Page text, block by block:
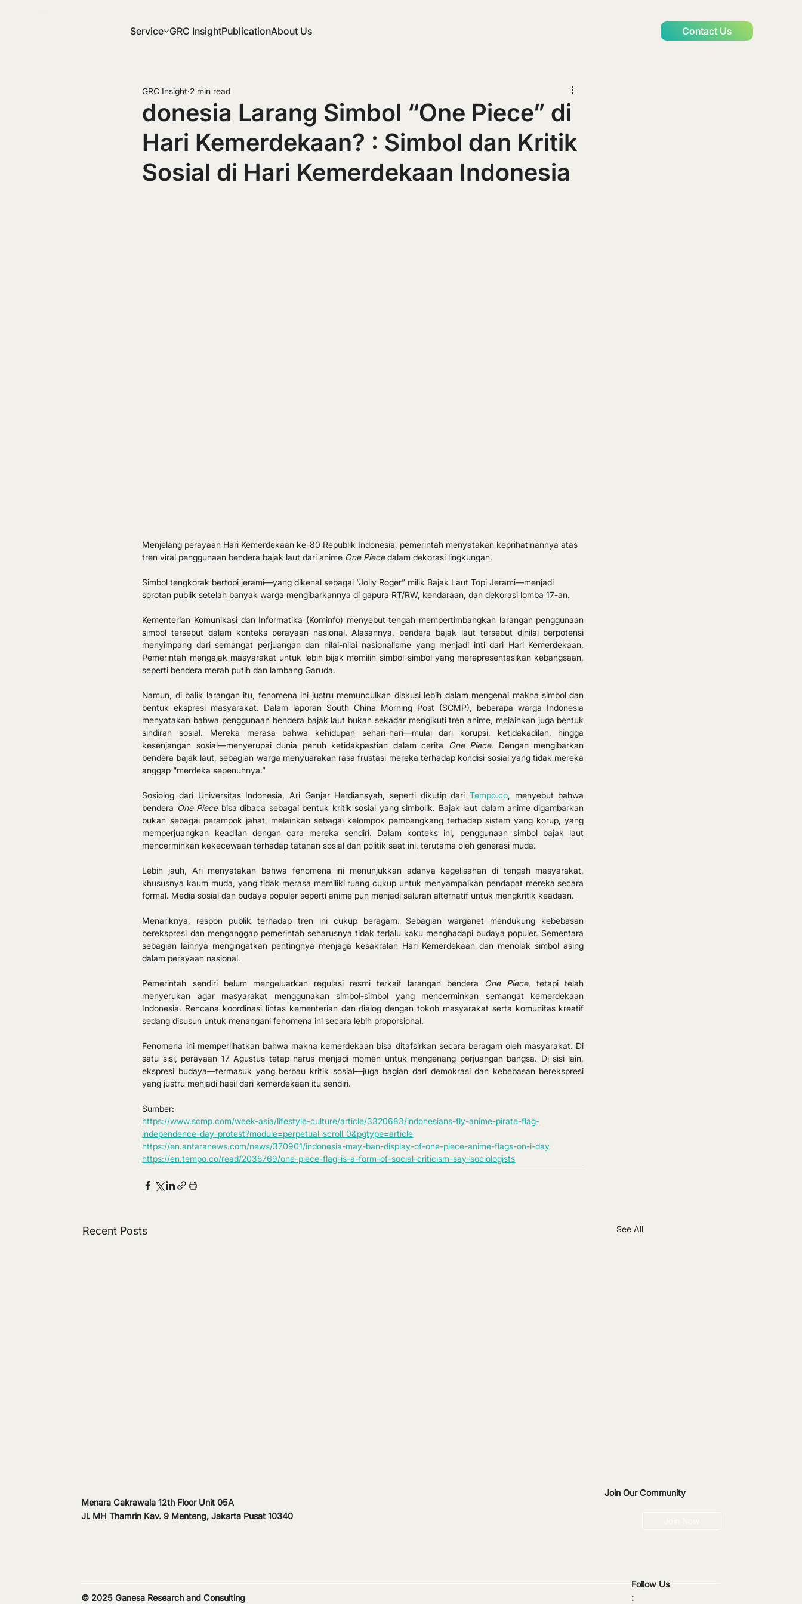
Service GRC InsightPublicationAbout Us Contact Us
donesia Larang Simbol “One Piece” di
Hari Kemerdekaan? : Simbol dan Kritik
Sosial di Hari Kemerdekaan Indonesia
GRC Insight 2 min read
Menjelang perayaan Hari Kemerdekaan ke-80 Republik Indonesia, pemerintah menyatakan keprihatinannya atas
tren viral penggunaan bendera bajak laut dari anime One Piece dalam dekorasi lingkungan.
Simbol tengkorak bertopi jerami—yang dikenal sebagai “Jolly Roger” milik Bajak Laut Topi Jerami—menjadi
sorotan publik setelah banyak warga mengibarkannya di gapura RT/RW, kendaraan, dan dekorasi lomba 17-an.
Kementerian Komunikasi dan Informatika (Kominfo) menyebut tengah mempertimbangkan larangan penggunaan
simbol tersebut dalam konteks perayaan nasional. Alasannya, bendera bajak laut tersebut dinilai berpotensi
menyimpang dari semangat perjuangan dan nilai-nilai nasionalisme yang menjadi inti dari Hari Kemerdekaan.
Pemerintah mengajak masyarakat untuk lebih bijak memilih simbol-simbol yang merepresentasikan kebangsaan,
seperti bendera merah putih dan lambang Garuda.
Namun, di balik larangan itu, fenomena ini justru memunculkan diskusi lebih dalam mengenai makna simbol dan
bentuk ekspresi masyarakat. Dalam laporan South China Morning Post (SCMP), beberapa warga Indonesia
menyatakan bahwa penggunaan bendera bajak laut bukan sekadar mengikuti tren anime, melainkan juga bentuk
sindiran sosial. Mereka merasa bahwa kehidupan sehari-hari—mulai dari korupsi, ketidakadilan, hingga
kesenjangan sosial—menyerupai dunia penuh ketidakpastian dalam cerita One Piece. Dengan mengibarkan
bendera bajak laut, sebagian warga menyuarakan rasa frustasi mereka terhadap kondisi sosial yang tidak mereka
anggap “merdeka sepenuhnya.”
Sosiolog dari Universitas Indonesia, Ari Ganjar Herdiansyah, seperti dikutip dari Tempo.co, menyebut bahwa
bendera One Piece bisa dibaca sebagai bentuk kritik sosial yang simbolik. Bajak laut dalam anime digambarkan
bukan sebagai perampok jahat, melainkan sebagai kelompok pembangkang terhadap sistem yang korup, yang
memperjuangkan keadilan dengan cara mereka sendiri. Dalam konteks ini, penggunaan simbol bajak laut
mencerminkan kekecewaan terhadap tatanan sosial dan politik saat ini, terutama oleh generasi muda.
Lebih jauh, Ari menyatakan bahwa fenomena ini menunjukkan adanya kegelisahan di tengah masyarakat,
khususnya kaum muda, yang tidak merasa memiliki ruang cukup untuk menyampaikan pendapat mereka secara
formal. Media sosial dan budaya populer seperti anime pun menjadi saluran alternatif untuk mengkritik keadaan.
Menariknya, respon publik terhadap tren ini cukup beragam. Sebagian warganet mendukung kebebasan
berekspresi dan menganggap pemerintah seharusnya tidak terlalu kaku menghadapi budaya populer. Sementara
sebagian lainnya mengingatkan pentingnya menjaga kesakralan Hari Kemerdekaan dan menolak simbol asing
dalam perayaan nasional.
Pemerintah sendiri belum mengeluarkan regulasi resmi terkait larangan bendera One Piece, tetapi telah
menyerukan agar masyarakat menggunakan simbol-simbol yang mencerminkan semangat kemerdekaan
Indonesia. Rencana koordinasi lintas kementerian dan dialog dengan tokoh masyarakat serta komunitas kreatif
sedang disusun untuk menangani fenomena ini secara lebih proporsional.
Fenomena ini memperlihatkan bahwa makna kemerdekaan bisa ditafsirkan secara beragam oleh masyarakat. Di
satu sisi, perayaan 17 Agustus tetap harus menjadi momen untuk mengenang perjuangan bangsa. Di sisi lain,
ekspresi budaya—termasuk yang berbau kritik sosial—juga bagian dari demokrasi dan kebebasan berekspresi
yang justru menjadi hasil dari kemerdekaan itu sendiri.
Sumber:
https://www.scmp.com/week-asia/lifestyle-culture/article/3320683/indonesians-fly-anime-pirate-flag-
independence-day-protest?module=perpetual_scroll_0&pgtype=article
https://en.antaranews.com/news/370901/indonesia-may-ban-display-of-one-piece-anime-flags-on-i-day
https://en.tempo.co/read/2035769/one-piece-flag-is-a-form-of-social-criticism-say-sociologists
Recent Posts See All
New Year, New Me? How to
The Hidden Cost of
Menara Cakrawala 12th Floor Unit 05A
Jl. MH Thamrin Kav. 9 Menteng, Jakarta Pusat 10340
Join Our Community
© 2025 Ganesa Research and Consulting
Follow Us
: